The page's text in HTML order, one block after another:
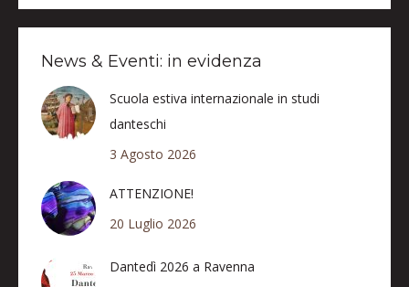
News & Eventi: in evidenza
Scuola estiva internazionale in studi
danteschi
3 Agosto 2026
ATTENZIONE!
20 Luglio 2026
Dantedì 2026 a Ravenna